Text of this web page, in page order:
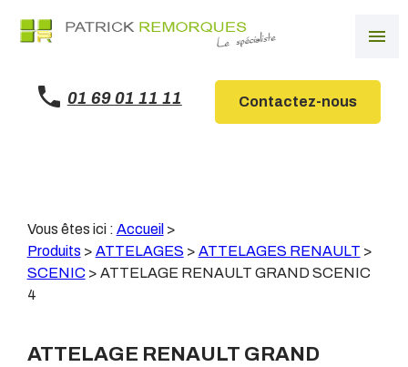
menu
01 69 01 11 11 Contactez-nous
Vous êtes ici : Accueil >
Produits > ATTELAGES > ATTELAGES RENAULT >
SCENIC > ATTELAGE RENAULT GRAND SCENIC
4
ATTELAGE RENAULT GRAND